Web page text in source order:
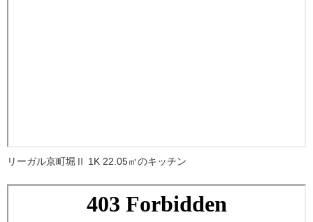
リーガル京町堀Ⅱ 1K 22.05㎡のキッチン